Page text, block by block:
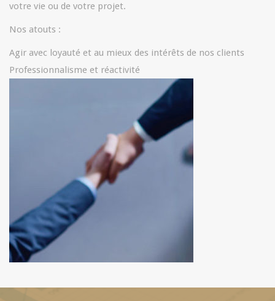
votre vie ou de votre projet.
Nos atouts :
Agir avec loyauté et au mieux des intérêts de nos clients
Professionnalisme et réactivité